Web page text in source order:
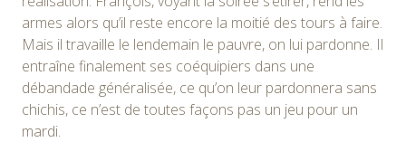
armes alors qu’il reste encore la moitié des tours à faire.
Mais il travaille le lendemain le pauvre, on lui pardonne. Il
entraîne finalement ses coéquipiers dans une
débandade généralisée, ce qu’on leur pardonnera sans
chichis, ce n’est de toutes façons pas un jeu pour un
mardi.